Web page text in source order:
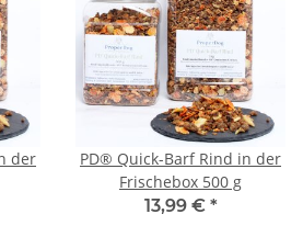
PD® Quick-Barf Rind in der
Frischebox 500 g
13,99 € *